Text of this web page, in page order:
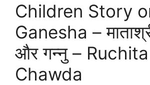
Children Story
Ganesha –
और गन्नु – Ruchita
Chawda